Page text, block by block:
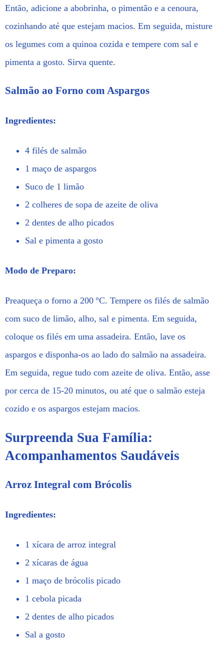
Então, adicione a abobrinha, o pimentão e a cenoura,
cozinhando até que estejam macios. Em seguida, misture
os legumes com a quinoa cozida e tempere com sal e
pimenta a gosto. Sirva quente.
Salmão ao Forno com Aspargos
Ingredientes:
4 filés de salmão
1 maço de aspargos
Suco de 1 limão
2 colheres de sopa de azeite de oliva
2 dentes de alho picados
Sal e pimenta a gosto
Modo de Preparo:
Preaqueça o forno a 200 °C. Tempere os filés de salmão
com suco de limão, alho, sal e pimenta. Em seguida,
coloque os filés em uma assadeira. Então, lave os
aspargos e disponha-os ao lado do salmão na assadeira.
Em seguida, regue tudo com azeite de oliva. Então, asse
por cerca de 15-20 minutos, ou até que o salmão esteja
cozido e os aspargos estejam macios.
Surpreenda Sua Família:
Acompanhamentos Saudáveis
Arroz Integral com Brócolis
Ingredientes:
1 xícara de arroz integral
2 xícaras de água
1 maço de brócolis picado
1 cebola picada
2 dentes de alho picados
Sal a gosto